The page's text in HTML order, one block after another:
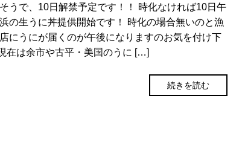
うで、10日解禁予定です！！ 時化なければ10日午
の生うに丼提供開始です！ 時化の場合無いのと漁
にうにが届くのが午後になりますのお気を付け下
在は余市や古平・美国のうに […]
続きを読む